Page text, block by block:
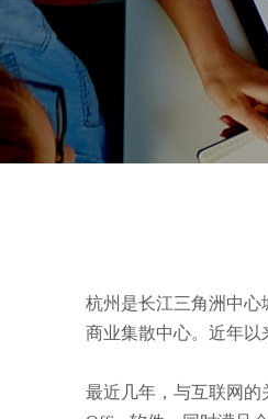
杭州是长江三角洲中心
商业集散中心。近年以
最近几年，与互联网